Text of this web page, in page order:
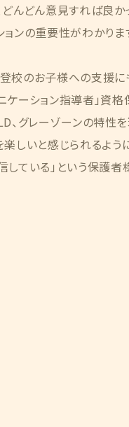
どんどん意見すれば良か
ンの重要性がわかりま
校のお子様への支援に
ケーション指導者」資格
、グレーゾーンの特性
楽しいと感じられるよう
している」という保護